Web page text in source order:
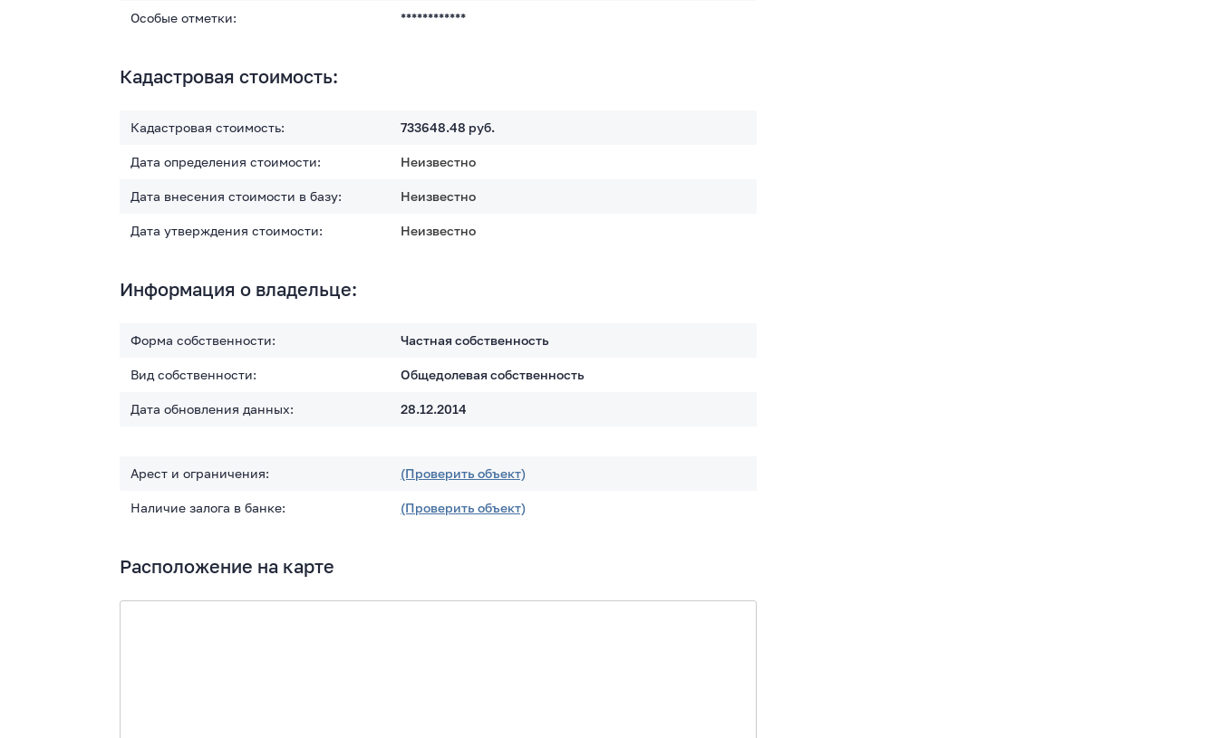
Особые отметки: ************
Кадастровая стоимость:
Кадастровая стоимость: 733648.48 руб.
Дата определения стоимости: Неизвестно
Дата внесения стоимости в базу: Неизвестно
Дата утверждения стоимости: Неизвестно
Информация о владельце:
Форма собственности: Частная собственность
Вид собственности: Общедолевая собственность
Дата обновления данных: 28.12.2014
Арест и ограничения: (Проверить объект)
Наличие залога в банке: (Проверить объект)
Расположение на карте